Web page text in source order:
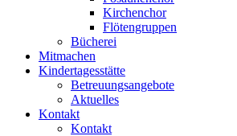
Kirchenchor
Flötengruppen
Bücherei
Mitmachen
Kindertagesstätte
Betreuungsangebote
Aktuelles
Kontakt
Kontakt